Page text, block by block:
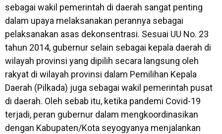
sebagai wakil pemerintah di daerah sangat penting
dalam upaya melaksanakan perannya sebagai
pelaksanakan asas dekonsentrasi. Sesuai UU No. 23
tahun 2014, gubernur selain sebagai kepala daerah di
wilayah provinsi yang dipilih secara langsung oleh
rakyat di wilayah provinsi dalam Pemilihan Kepala
Daerah (Pilkada) juga sebagai wakil pemerintah pusat
di daerah. Oleh sebab itu, ketika pandemi Covid-19
terjadi, peran gubernur dalam mengkoordinasikan
dengan Kabupaten/Kota seyogyanya menjalankan